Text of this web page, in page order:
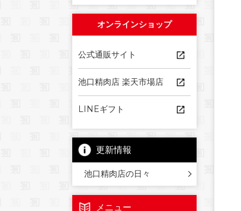
オンラインショップ
公式通販サイト
池口精肉店 楽天市場店
LINEギフト
更新情報
池口精肉店の日々
メニュー